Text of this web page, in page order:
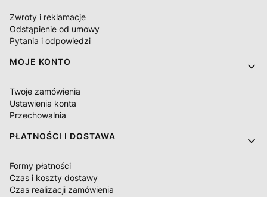
Zwroty i reklamacje
Odstąpienie od umowy
Pytania i odpowiedzi
MOJE KONTO
Twoje zamówienia
Ustawienia konta
Przechowalnia
PŁATNOŚCI I DOSTAWA
Formy płatności
Czas i koszty dostawy
Czas realizacji zamówienia